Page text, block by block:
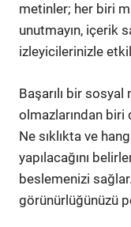
metinler; her biri
unutmayın, içerik
izleyicilerinizle
Başarılı bir
olmazlarından
Ne sıklıkta ve
yapılacağını
beslemenizi
görünürlüğünüzü